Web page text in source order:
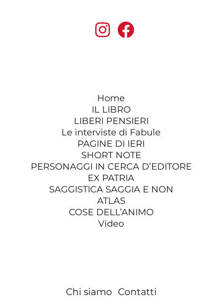
Home
IL LIBRO
LIBERI PENSIERI
Le interviste di Fabule
PAGINE DI IERI
SHORT NOTE
PERSONAGGI IN CERCA D’EDITORE
EX PATRIA
SAGGISTICA SAGGIA E NON
ATLAS
COSE DELL’ANIMO
Video
Chi siamo Contatti